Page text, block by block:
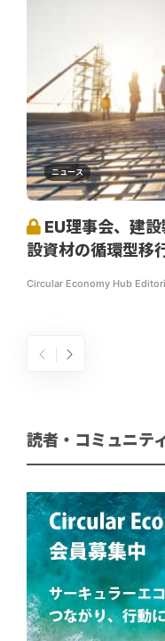
ニュース
EU理事会、建
設資材の循環型移
Circular Economy Hub
読者・コミュニテ